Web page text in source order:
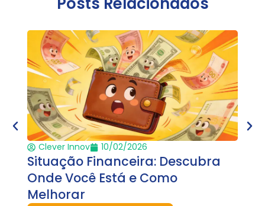
Clever Innov 10/02/2026
Situação Financeira: Descubra
Onde Você Está e Como
Melhorar